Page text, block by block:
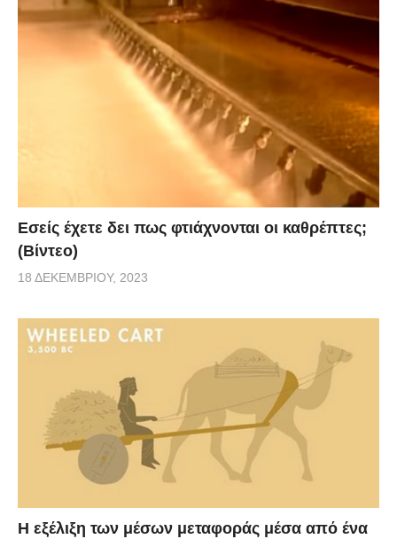
Εσείς έχετε δει πως φτιάχνονται οι καθρέπτες;
(Βίντεο)
18 ΔΕΚΕΜΒΡΊΟΥ, 2023
Η εξέλιξη των μέσων μεταφοράς μέσα από ένα